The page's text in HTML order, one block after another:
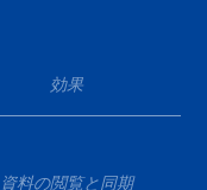
効果
資料の閲覧と同期